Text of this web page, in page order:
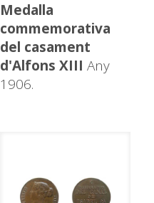
Medalla
commemorativa
del casament
d'Alfons XIII Any
1906.